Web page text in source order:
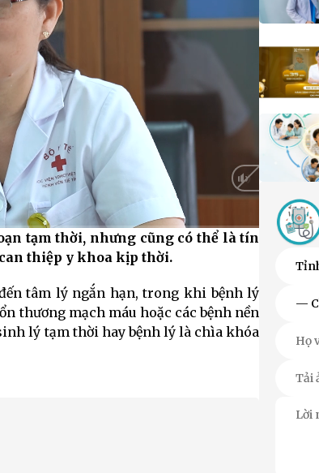
HD Auto
tạm thời, nhưng cũng có thể là tín
thiệp y khoa kịp thời.
tâm lý ngắn hạn, trong khi bệnh lý
thương mạch máu hoặc các bệnh nền
lý tạm thời hay bệnh lý là chìa khóa